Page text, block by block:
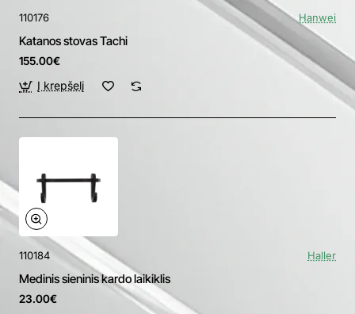
110176 Hanwei
Katanos stovas Tachi
155.00€
Į krepšelį
110184 Haller
Medinis sieninis kardo laikiklis
23.00€